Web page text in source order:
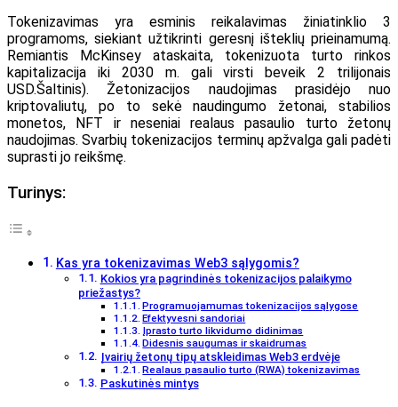
Tokenizavimas yra esminis reikalavimas žiniatinklio 3
programoms, siekiant užtikrinti geresnį išteklių prieinamumą.
Remiantis McKinsey ataskaita, tokenizuota turto rinkos
kapitalizacija iki 2030 m. gali virsti beveik 2 trilijonais
USD.Šaltinis). Žetonizacijos naudojimas prasidėjo nuo
kriptovaliutų, po to sekė naudingumo žetonai, stabilios
monetos, NFT ir neseniai realaus pasaulio turto žetonų
naudojimas. Svarbių tokenizacijos terminų apžvalga gali padėti
suprasti jo reikšmę.
Turinys:
Kas yra tokenizavimas Web3 sąlygomis?
Kokios yra pagrindinės tokenizacijos palaikymo
priežastys?
Programuojamumas tokenizacijos sąlygose
Efektyvesni sandoriai
Įprasto turto likvidumo didinimas
Didesnis saugumas ir skaidrumas
Įvairių žetonų tipų atskleidimas Web3 erdvėje
Realaus pasaulio turto (RWA) tokenizavimas
Paskutinės mintys